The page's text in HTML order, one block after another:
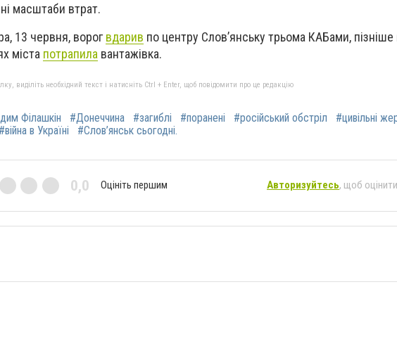
масштаби втрат.
13 червня, ворогвдарив по центру Слов’янську трьома КАБами, пізніше
міста потрапила вантажівка.
виділіть необхідний текст і натисніть Ctrl + Enter, щоб повідомити про це редакцію
Філашкін #Донеччина #загиблі #поранені #російський обстріл
#цивільні
#війна в Україні #Слов’янськ сьогодні.
0,0 Оцініть першим Авторизуйтесь, щоб оцінити